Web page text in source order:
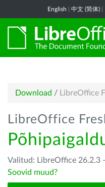
English 中文 (简体)
Download / LibreOffice
LibreOffice
Valitud: LibreOffice 26.2.3
Soovid muud?